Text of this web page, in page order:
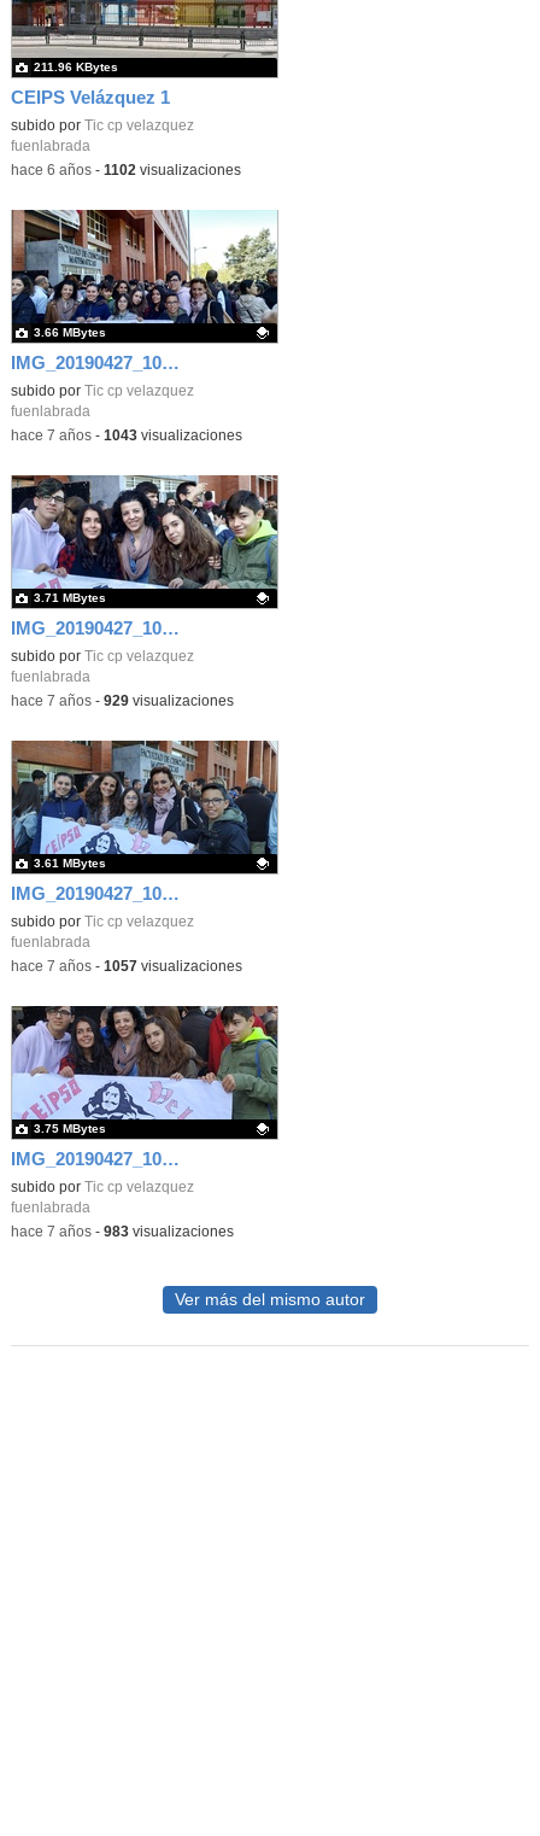
CEIPS Velázquez 1
subido por Tic cp velazquez
fuenlabrada
211.96 KBytes
-hace 6 años- 1102 visualizaciones
IMG_20190427_102052
Contenido educativo.
subido por Tic cp velazquez
fuenlabrada
3.66 MBytes
-hace 7 años- 1043visualizaciones
IMG_20190427_102222
Contenido educativo.
subido por Tic cp velazquez
fuenlabrada
3.71 MBytes
-hace 7 años- 929visualizaciones
IMG_20190427_102314
Contenido educativo.
subido por Tic cp velazquez
fuenlabrada
3.61 MBytes
-hace 7 años- 1057visualizaciones
IMG_20190427_102242
Contenido educativo.
subido por Tic cp velazquez
fuenlabrada
3.75 MBytes
-hace 7 años- 983visualizaciones
Ver más del mismo autor